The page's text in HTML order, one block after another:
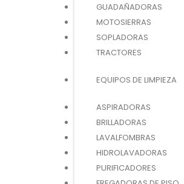
GUADAÑADORAS
MOTOSIERRAS
SOPLADORAS
TRACTORES
EQUIPOS DE LIMPIEZA
ASPIRADORAS
BRILLADORAS
LAVALFOMBRAS
HIDROLAVADORAS
PURIFICADORES